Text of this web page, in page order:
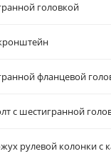
головкой
фланцевой
с шестигранной